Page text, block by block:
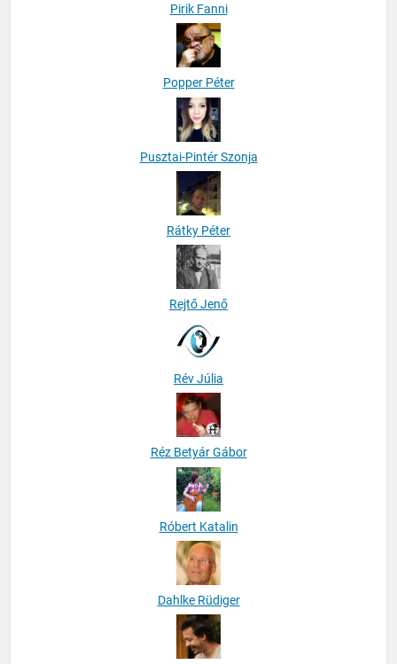
Pirik Fanni
Popper Péter
Pusztai-Pintér Szonja
Rátky Péter
Rejtő Jenő
Rév Júlia
Réz Betyár Gábor
Róbert Katalin
Dahlke Rüdiger